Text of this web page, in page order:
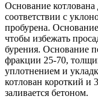
Основание
соответствии с
пробурена.
чтобы избежать
бурения. Основание
фракции 25-70,
уплотнением и
котлован короткий и
заливается бетоном.